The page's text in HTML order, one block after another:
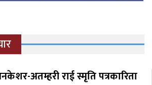
अतम्हरी राई स्मृति पत्रकारिता